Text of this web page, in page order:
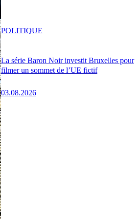
La série Baron Noir investit Bruxelles pour
filmer un sommet de l’UE fictif
03.08.2026
POLITIQUE